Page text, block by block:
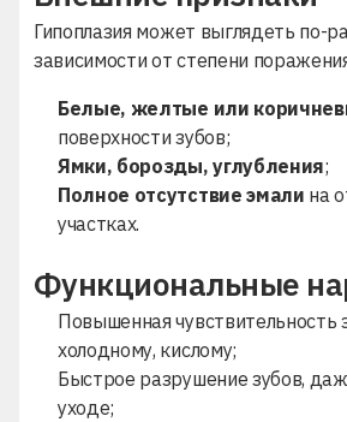
Гипоплазия может выглядеть по-
зависимости от степени
Белые, желтые или
поверхности зубов;
Ямки, борозды, углубления;
Полное отсутствие эмали на
участках.
Функциональные
Повышенная чувствительность
холодному, кислому;
Быстрое разрушение зубов,
уходе;